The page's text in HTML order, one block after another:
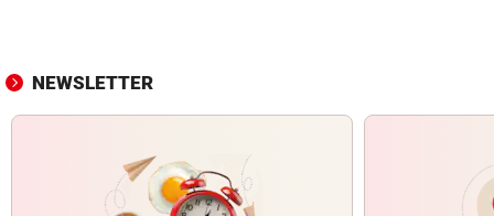
NEWSLETTER